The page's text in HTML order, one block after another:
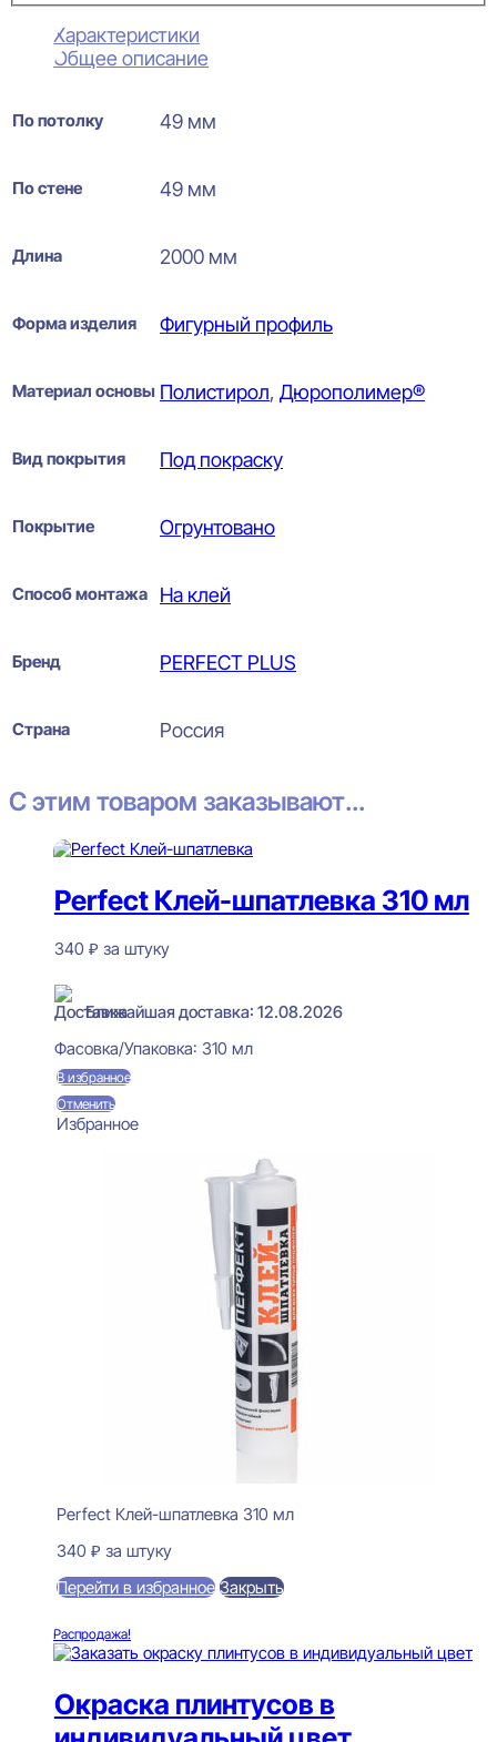
Характеристики
Общее описание
По потолку 49 мм
По стене 49 мм
Длина 2000 мм
Форма изделия Фигурный профиль
Материал основы Полистирол, Дюрополимер®
Вид покрытия Под покраску
Покрытие Огрунтовано
Способ монтажа На клей
Бренд PERFECT PLUS
Страна Россия
С этим товаром заказывают...
Perfect Клей-шпатлевка 310 мл
340 ₽ за штуку
Ближайшая доставка: 12.08.2026
Фасовка/Упаковка: 310 мл
В избранное
Отменить
Избранное
Perfect Клей-шпатлевка 310 мл
340 ₽ за штуку
Перейти в избранное Закрыть
Распродажа!
Окраска плинтусов в